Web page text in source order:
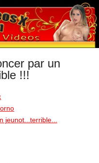
par un
!!!
jeunot...terrible...